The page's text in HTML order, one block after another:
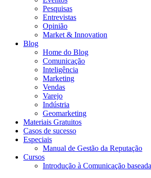
Pesquisas
Entrevistas
Opinião
Market & Innovation
Blog
Home do Blog
Comunicação
Inteligência
Marketing
Vendas
Varejo
Indústria
Geomarketing
Materiais Gratuitos
Casos de sucesso
Especiais
Manual de Gestão da Reputação
Cursos
Introdução à Comunicação